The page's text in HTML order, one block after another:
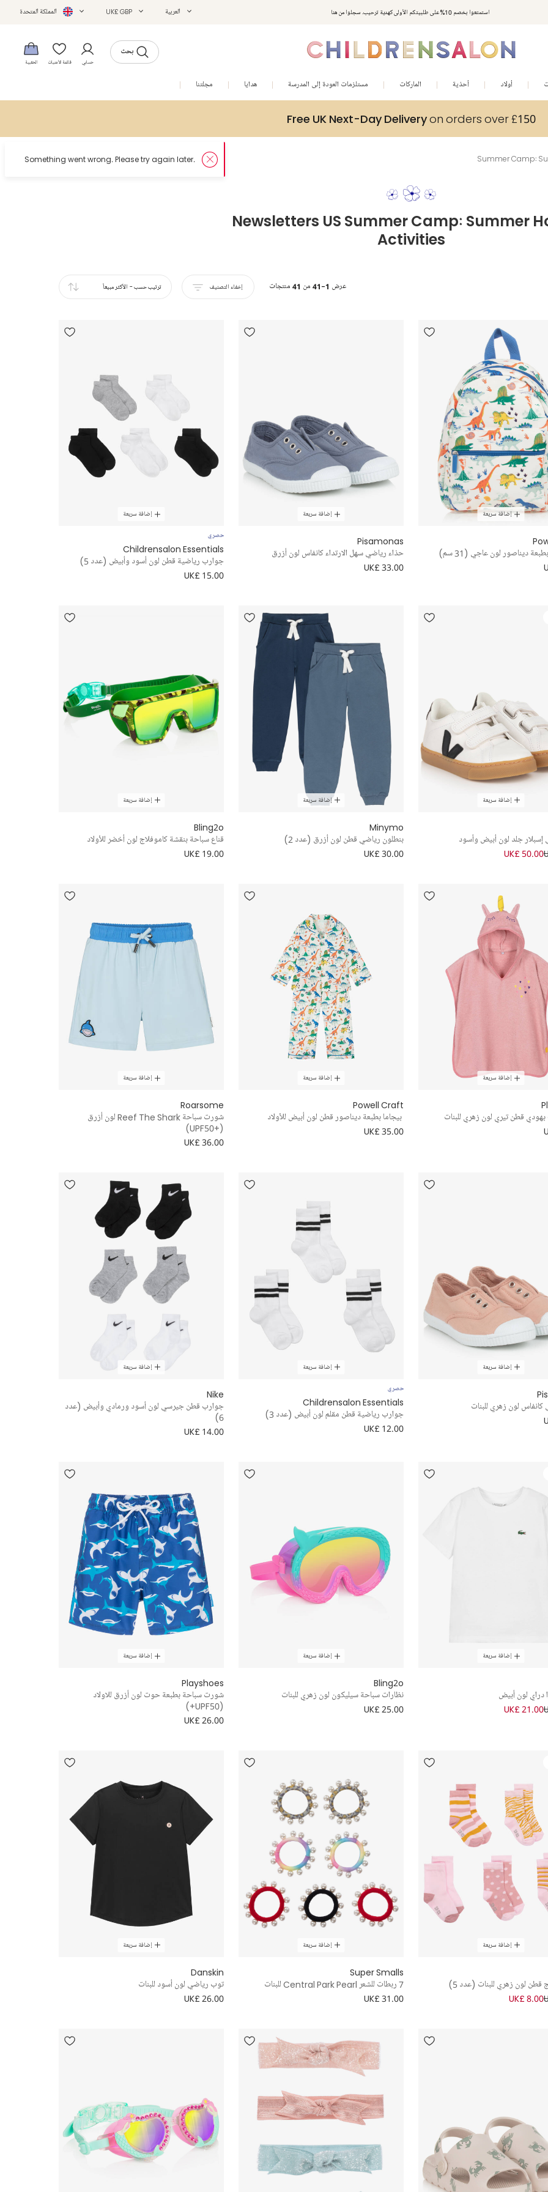
استمتعوا بخصم 10% على طلبيتكم الأولى كهدية ترحيب. سجلوا من هنا العربية UK£ GBP المملكة المتحدة
بحث
حسابي قائمة الأمنيات الحقيبة
أولاد أحذية الماركات مستلزمات العودة إلى المدرسة هدايا مجلتنا
Free UK Next-Day Deliveryon orders over £150
Summer Camp:
Newsletters US Summer Camp: Summer
Activities
عرض 1-41 من 41 منتجات إخفاء التصنيف ترتيب حسب- الأكثر مبيعاً
إضافة سريعة
ديناصور لون عاجي (31 سم)
إضافة سريعة
Pisamonas
حذاء رياضي سهل الارتداء كانفاس لون أزرق
UK£ 33.00
إضافة سريعة
حصري
Childrensalon Essentials
جوارب رياضية قطن لون أسود وأبيض (عدد 5)
UK£ 15.00
إضافة سريعة
جلد لون أبيض وأسود
UK£ 50.00
إضافة سريعة
Minymo
بنطلون رياضي قطن لون أزرق (عدد 2)
UK£ 30.00
إضافة سريعة
Bling2o
قناع سباحة بنقشة كاموفلاج لون أخضر للأولاد
UK£ 19.00
إضافة سريعة
قطن تيري لون زهري للبنات
إضافة سريعة
Powell Craft
بيجاما بطبعة ديناصور قطن لون أبيض للأولاد
UK£ 35.00
إضافة سريعة
Roarsome
شورت سباحة Reef The Shark لون أزرق
(+UPF50)
UK£ 36.00
إضافة سريعة
لون زهري للبنات
إضافة سريعة
حصري
Childrensalon Essentials
جوارب رياضية قطن مقلم لون أبيض (عدد 3)
UK£ 12.00
إضافة سريعة
Nike
جوارب قطن جيرسي لون أسود ورمادي وأبيض (عدد
6)
UK£ 14.00
إضافة سريعة
دراي لون أبيض
UK£ 21.00
إضافة سريعة
Bling2o
نظارات سباحة سيليكون لون زهري للبنات
UK£ 25.00
إضافة سريعة
Playshoes
شورت سباحة بطبعة حوت لون أزرق للاولاد
(UPF50+)
UK£ 26.00
إضافة سريعة
لون زهري للبنات (عدد 5)
UK£ 8.00
إضافة سريعة
Super Smalls
7 ربطات للشعر Central Park Pearl للبنات
UK£ 31.00
إضافة سريعة
Danskin
توب رياضي لون أسود للبنات
UK£ 26.00